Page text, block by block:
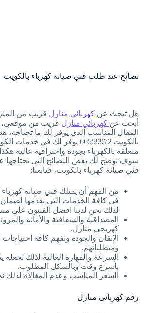
نصائح عند طلب فني صيانة كهرباء بالكويت
هل تبحث عن كهربائي منازل قريب من
أبحث عن كهربائي منازل قريب من موقعي،
المقال المناسب الذي يوفر لك ما تحتاجه،
بالكويت 66559972 يوفر لك في
متعلقة بالكهرباء بجودة واحترافية عالية
سوف نوضح لك بعض النصائح التي تحتاجها
فني صيانة كهرباء بالكويت، فتابعنا:
من المهم أن يمتلك فني صيانة كهرباء
في كافة الخدمات التي يقدمها لضمان
لذلك نحن لدينا افضل الفنيون علي
المصداقية والشفافية والأمانة
كهربجي منازل.
الإتقان والجودة وتفهم كافة احتياجات
ومتطلباتهم.
السرعة والمهارة العالية لذلك تجعله
بأسرع وقت وبالشكل المطلوب.
السعر المناسب وعدم المغالاة لذلك
رقم كهربائي منازل